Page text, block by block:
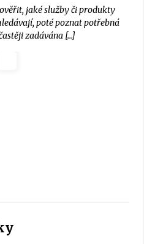
jaké služby či produkty
poté poznat potřebná
zadávána […]